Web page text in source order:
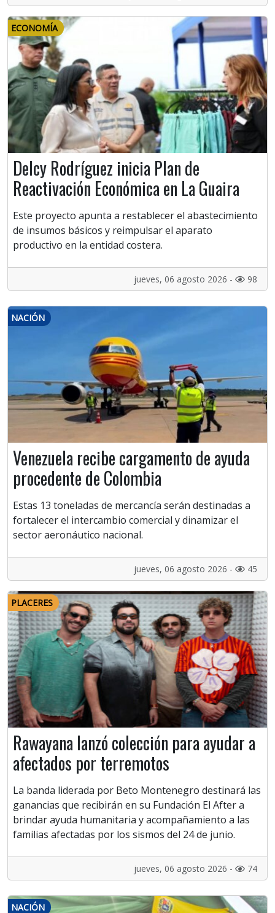
ECONOMÍA
Delcy Rodríguez inicia Plan de
Reactivación Económica en La Guaira
Este proyecto apunta a restablecer el abastecimiento
de insumos básicos y reimpulsar el aparato
productivo en la entidad costera.
jueves, 06 agosto 2026 - 98
NACIÓN
Venezuela recibe cargamento de ayuda
procedente de Colombia
Estas 13 toneladas de mercancía serán destinadas a
fortalecer el intercambio comercial y dinamizar el
sector aeronáutico nacional.
jueves, 06 agosto 2026 - 45
PLACERES
Rawayana lanzó colección para ayudar a
afectados por terremotos
La banda liderada por Beto Montenegro destinará las
ganancias que recibirán en su Fundación El After a
brindar ayuda humanitaria y acompañamiento a las
familias afectadas por los sismos del 24 de junio.
jueves, 06 agosto 2026 - 74
NACIÓN